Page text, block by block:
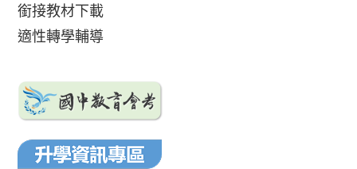
銜接教材下載
適性轉學輔導